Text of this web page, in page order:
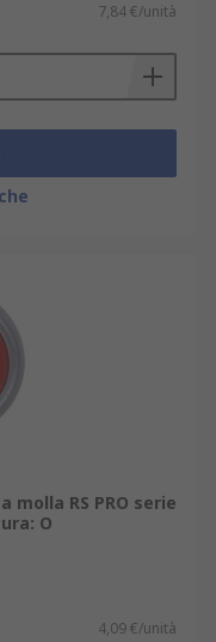
7,84 €/unità
RS PRO serie
O
4,09 €/unità